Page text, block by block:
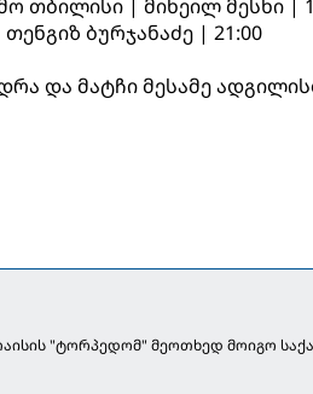
თბილისი | მიხეილ მესხი |
ბურჯანაძე | 21:00
და მატჩი მესამე
"ტორპედომ" მეოთხედ მოიგო